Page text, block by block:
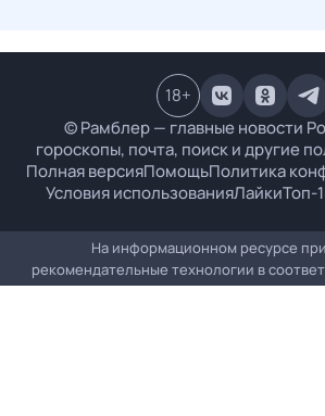
© Рамблер — главные новости
гороскопы, почта, поиск и другие
Полная версияПомощьПолитика
Условия использованияЛайкиТоп-
18+
На информационном ресурсе
рекомендательные технологии в